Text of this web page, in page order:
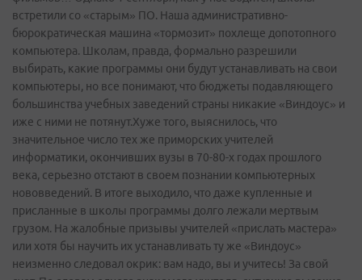
встретили со «старым» ПО. Наша административно-
бюрократическая машина «тормозит» похлеще допотопного
компьютера. Школам, правда, формально разрешили
выбирать, какие программы они будут устанавливать на свои
компьютеры, но все понимают, что бюджеты подавляющего
большинства учебных заведений страны никакие «Виндоус» и
иже с ними не потянут.Хуже того, выяснилось, что
значительное число тех же приморских учителей
информатики, окончивших вузы в 70-80-х годах прошлого
века, серьезно отстают в своем познании компьютерных
нововведений. В итоге выходило, что даже купленные и
присланные в школы программы долго лежали мертвым
грузом. На жалобные призывы учителей «прислать мастера»
или хотя бы научить их устанавливать ту же «Виндоус»
неизменно следовал окрик: вам надо, вы и учитесь! За свой